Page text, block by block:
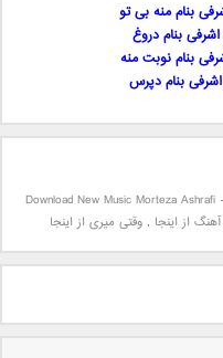
بنام منه بی تو
بنام دروغ
بنام نوبت منه
بنام دپرس
Download New Music Morteza
از اینجا , وقتی میری از اینجا